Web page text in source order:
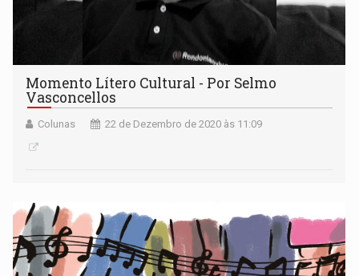
Momento Lítero Cultural - Por Selmo
Vasconcellos
Colunas 22 de Dezembro de 2020 às 11:09